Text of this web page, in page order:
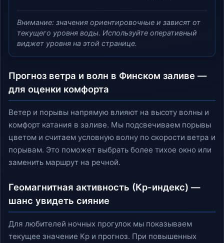
Внимание: значения ориентировочные и зависят от
текущего уровня воды. Используйте оперативный
виджет уровня на этой странице.
Прогноз ветра и волн в Финском заливе —
для оценки комфорта
Ветер и порывы напрямую влияют на высоту волны и
комфорт катания в заливе. Мы подсвечиваем порывы
цветом и считаем условную волну по скорости ветра и
порывам. Это поможет выбрать более тихое окно или
заменить маршрут на речной.
Геомагнитная активность (Кp-индекс) —
шанс увидеть сияние
Для любителей ночных прогулок мы показываем
текущее значение Кp и прогноз. При повышенных